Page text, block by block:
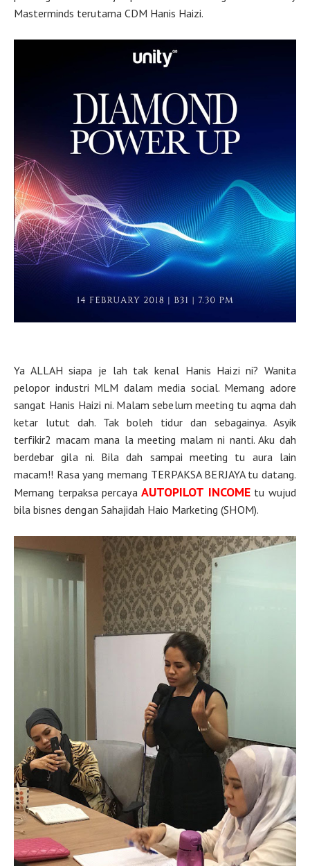
Masterminds terutama CDM Hanis Haizi.
Ya ALLAH siapa je lah tak kenal Hanis Haizi ni? Wanita
pelopor industri MLM dalam media social. Memang adore
sangat Hanis Haizi ni. Malam sebelum meeting tu aqma dah
ketar lutut dah. Tak boleh tidur dan sebagainya. Asyik
terfikir2 macam mana la meeting malam ni nanti. Aku dah
berdebar gila ni. Bila dah sampai meeting tu aura lain
macam!! Rasa yang memang TERPAKSA BERJAYA tu datang.
Memang terpaksa percaya AUTOPILOT INCOMEtu wujud
bila bisnes dengan Sahajidah Haio Marketing (SHOM).